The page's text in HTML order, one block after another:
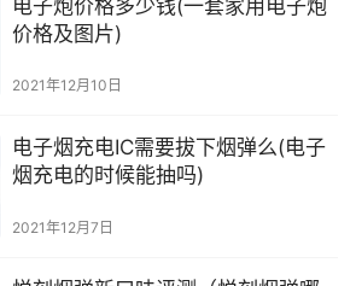
电子炮价格多少钱(一套家用电子炮
价格及图片)
2021年12月10日
电子烟充电IC需要拔下烟弹么(电子
烟充电的时候能抽吗)
2021年12月7日